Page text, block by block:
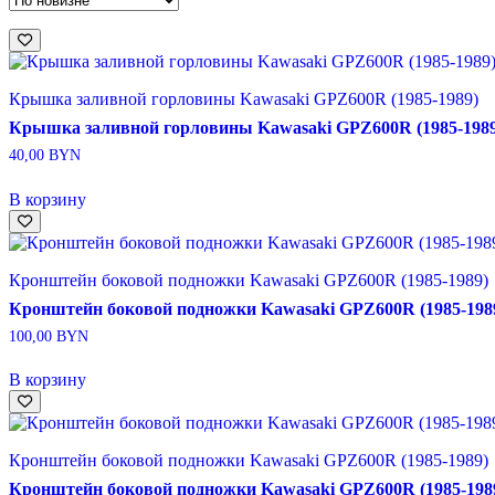
Крышка заливной горловины Kawasaki GPZ600R (1985-1989)
Крышка заливной горловины Kawasaki GPZ600R (1985-
40,00 BYN
В корзину
Кронштейн боковой подножки Kawasaki GPZ600R (1985-1989)
Кронштейн боковой подножки Kawasaki GPZ600R (1985-
100,00 BYN
В корзину
Кронштейн боковой подножки Kawasaki GPZ600R (1985-1989)
Кронштейн боковой подножки Kawasaki GPZ600R (1985-